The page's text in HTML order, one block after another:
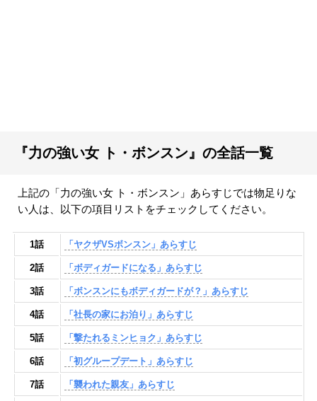
『力の強い女 ト・ボンスン』の全話一覧
上記の「力の強い女 ト・ボンスン」あらすじでは物足りな
い人は、以下の項目リストをチェックしてください。
1話 「ヤクザVSボンスン」あらすじ
2話 「ボディガードになる」あらすじ
3話 「ボンスンにもボディガードが？」あらすじ
4話 「社長の家にお泊り」あらすじ
5話 「撃たれるミンヒョク」あらすじ
6話 「初グループデート」あらすじ
7話 「襲われた親友」あらすじ